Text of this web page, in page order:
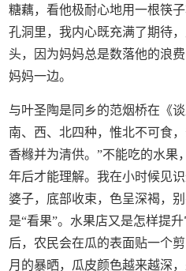
糖藕，看他极耐心地用一根筷
孔洞里，我内心既充满了期待
头，因为妈妈总是数落他的浪
妈妈一边。
与叶圣陶是同乡的范烟桥在《
南、西、北四种，惟北不可食
香橼并为清供。”不能吃的水果
年后才能理解。我在小时候见
婆子，底部收束，色呈深褐，
是“看果”。水果店又是怎样提
后，农民会在瓜的表面贴一个
月的暴晒，瓜皮颜色越来越深